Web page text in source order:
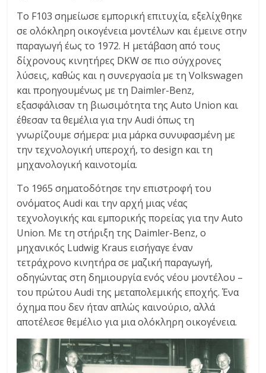
Το F103 σημείωσε εμπορική επιτυχία, εξελίχθηκε
σε ολόκληρη οικογένεια μοντέλων και έμεινε στην
παραγωγή έως το 1972. Η μετάβαση από τους
δίχρονους κινητήρες DKW σε πιο σύγχρονες
λύσεις, καθώς και η συνεργασία με τη Volkswagen
και προηγουμένως με τη Daimler-Benz,
εξασφάλισαν τη βιωσιμότητα της Auto Union και
έθεσαν τα θεμέλια για την Audi όπως τη
γνωρίζουμε σήμερα: μια μάρκα συνυφασμένη με
την τεχνολογική υπεροχή, το design και τη
μηχανολογική καινοτομία.
Το 1965 σηματοδότησε την επιστροφή του
ονόματος Audi και την αρχή μιας νέας
τεχνολογικής και εμπορικής πορείας για την Auto
Union. Με τη στήριξη της Daimler-Benz, ο
μηχανικός Ludwig Kraus εισήγαγε έναν
τετράχρονο κινητήρα σε μαζική παραγωγή,
οδηγώντας στη δημιουργία ενός νέου μοντέλου –
του πρώτου Audi της μεταπολεμικής εποχής. Ένα
όχημα που δεν ήταν απλώς καινούριο, αλλά
αποτέλεσε θεμέλιο για μια ολόκληρη οικογένεια.